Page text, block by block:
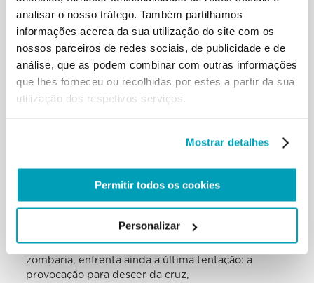
analisar o nosso tráfego. Também partilhamos
informações acerca da sua utilização do site com os
nossos parceiros de redes sociais, de publicidade e de
análise, que as podem combinar com outras informações
que lhes forneceu ou recolhidas por estes a partir da sua
utilização dos respetivos serviços.
Mostrar detalhes
Permitir todos os cookies
Personalizar
refugiados, de cujo destino muitos não
que pouco antes O aclamara, troca
os louvores por um grito de condenação,
preferindo que, em vez d’Ele, seja
libertado um assassino. Chega assim à morte de
cruz, a mais dolorosa e
solidão, a difamação e o sofrimento não são ainda o
despojamento. Para ser solidário connosco em
tudo, na cruz experimenta também
o misterioso abandono do Pai. No abandono,
tuas mãos entrego o meu espírito» (Lc23, 46).
Suspenso no patíbulo, além da
zombaria, enfrenta ainda a última tentação: a
provocação para descer da cruz,